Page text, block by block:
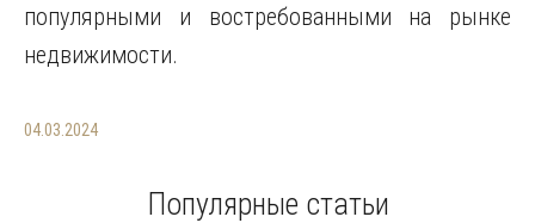
популярными и востребованными на рынке
недвижимости.
04.03.2024
Популярные статьи